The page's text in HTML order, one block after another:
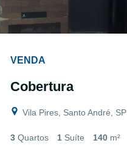
VENDA
Cobertura
Vila Pires, Santo André, SP
3 Quartos 1 Suíte 140 m²